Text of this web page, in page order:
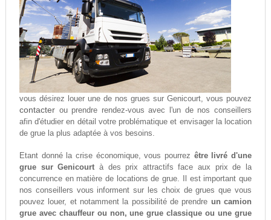
vous désirez louer une de nos grues sur Genicourt, vous pouvez
contacterou prendre rendez-vous avec l'un de nos conseillers
afin d'étudier en détail votre problématique et envisager la location
de grue la plus adaptée à vos besoins.
Etant donné la crise économique, vous pourrez être livré d'une
grue sur Genicourt à des prix attractifs face aux prix de la
concurrence en matière de locations de grue. Il est important que
nos conseillers vous informent sur les choix de grues que vous
pouvez louer, et notamment la possibilité de prendre un camion
grue avec chauffeur ou non, une grue classique ou une grue